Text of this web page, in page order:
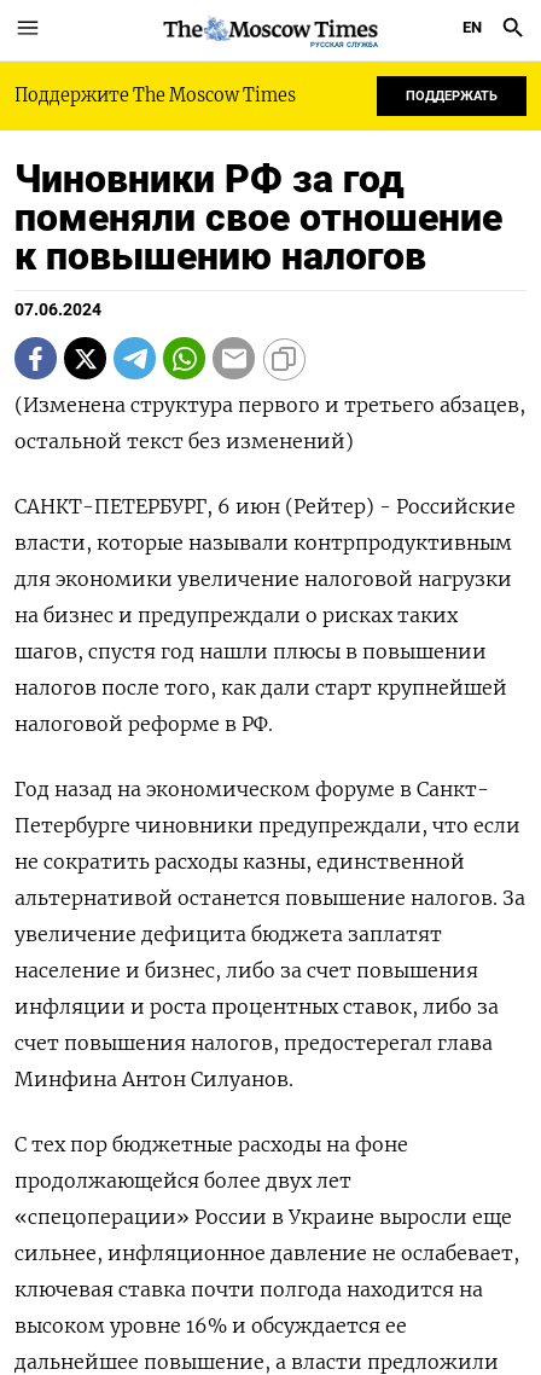
РУССКАЯ СЛУЖБА
EN
Поддержите The Moscow Times ПОДДЕРЖАТЬ
Чиновники РФ за год
поменяли свое отношение
к повышению налогов
07.06.2024
(Изменена структура первого и третьего абзацев,
остальной текст без изменений)
САНКТ-ПЕТЕРБУРГ, 6 июн (Рейтер) - Российские
власти, которые называли контрпродуктивным
для экономики увеличение налоговой нагрузки
на бизнес и предупреждали о рисках таких
шагов, спустя год нашли плюсы в повышении
налогов после того, как дали старт крупнейшей
налоговой реформе в РФ.
Год назад на экономическом форуме в Санкт-
Петербурге чиновники предупреждали, что если
не сократить расходы казны, единственной
альтернативой останется повышение налогов. За
увеличение дефицита бюджета заплатят
население и бизнес, либо за счет повышения
инфляции и роста процентных ставок, либо за
счет повышения налогов, предостерегал глава
Минфина Антон Силуанов.
С тех пор бюджетные расходы на фоне
продолжающейся более двух лет
«спецоперации» России в Украине выросли еще
сильнее, инфляционное давление не ослабевает,
ключевая ставка почти полгода находится на
высоком уровне 16% и обсуждается ее
дальнейшее повышение, а власти предложили